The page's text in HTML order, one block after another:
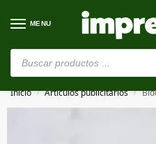
MENU
⚠️ Estamos en pruebas.
Inicio / Artículos publicitarios /